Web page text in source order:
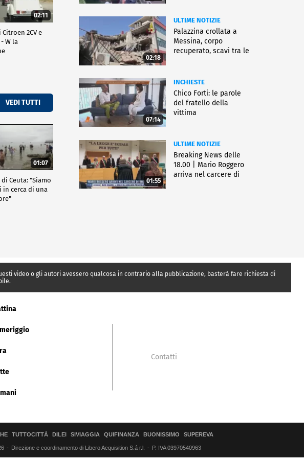
02:11
2CV e
W la
VEDI TUTTI
01:07
Ceuta: "Siamo
in cerca di una
02:18
ULTIME NOTIZIE
Palazzina crollata a
Messina, corpo
recuperato, scavi tra le
07:14
INCHIESTE
Chico Forti: le parole
del fratello della
vittima
01:55
ULTIME NOTIZIE
Breaking News delle
18.00 | Mario Roggero
arriva nel carcere di
video o gli autori avessero qualcosa in contrario alla pubblicazione, basterà fare richiesta di
Contatti
TUTTOCITTÀ DILEI SIVIAGGIA QUIFINANZA BUONISSIMO SUPEREVA
Direzione e coordinamento di Libero Acquisition S.á r.l. P. IVA 03970540963